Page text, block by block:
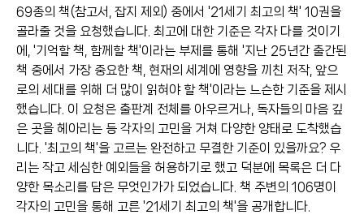
69종의 책(참고서, 잡지 제외) 중에서 '21세기 최고의 책' 10권을
골라줄 것을 요청했습니다. 최고에 대한 기준은 각자 다를 것이기
에, '기억할 책, 함께할 책'이라는 부제를 통해 '지난 25년간 출간된
책 중에서 가장 중요한 책, 현재의 세계에 영향을 끼친 저작, 앞으
로의 세대를 위해 더 많이 읽혀야 할 책'이라는 느슨한 기준을 제시
했습니다. 이 요청은 출판계 전체를 아우르거나, 독자들의 마음 깊
은 곳을 헤아리는 등 각자의 고민을 거쳐 다양한 양태로 도착했습
니다. '최고의 책'을 고르는 완전하고 무결한 기준이 있을까요? 우
리는 작고 세심한 예외들을 허용하기로 했고 덕분에 목록은 더 다
양한 목소리를 담은 무엇인가가 되었습니다. 책 주변의 106명이
각자의 고민을 통해 고른 '21세기 최고의 책'을 공개합니다.